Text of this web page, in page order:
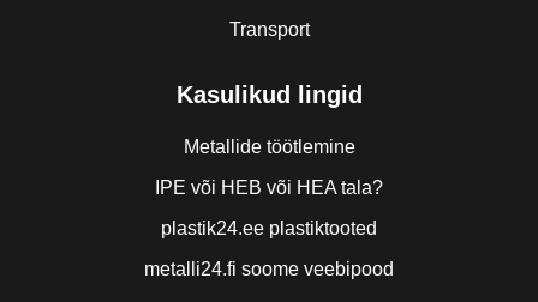
Transport
Kasulikud lingid
Metallide töötlemine
IPE või HEB või HEA tala?
plastik24.ee plastiktooted
metalli24.fi soome veebipood